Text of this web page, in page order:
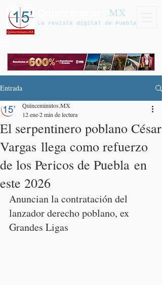
.MX
La revista digital de Puebla
Entrada
El serpentinero poblano César
Vargas llega como refuerzo
de los Pericos de Puebla en
este 2026
Quinceminutos.MX
12 ene2 min de lectura
Anuncian la contratación del
lanzador derecho poblano, ex
Grandes Ligas